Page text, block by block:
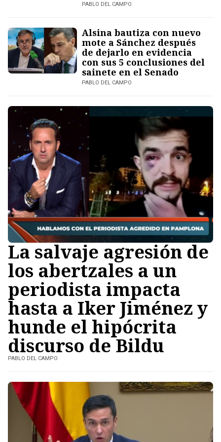
PABLO DEL CAMPO
Alsina bautiza con nuevo
mote a Sánchez después
de dejarlo en evidencia
con sus 5 conclusiones del
sainete en el Senado
PABLO DEL CAMPO
La salvaje agresión de
los abertzales a un
periodista impacta
hasta a Iker Jiménez y
hunde el hipócrita
discurso de Bildu
PABLO DEL CAMPO